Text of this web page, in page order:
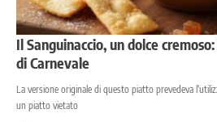
Il Sanguinaccio, un dolce
di Carnevale
La versione originale di questo piatto prevedeva
un piatto vietato